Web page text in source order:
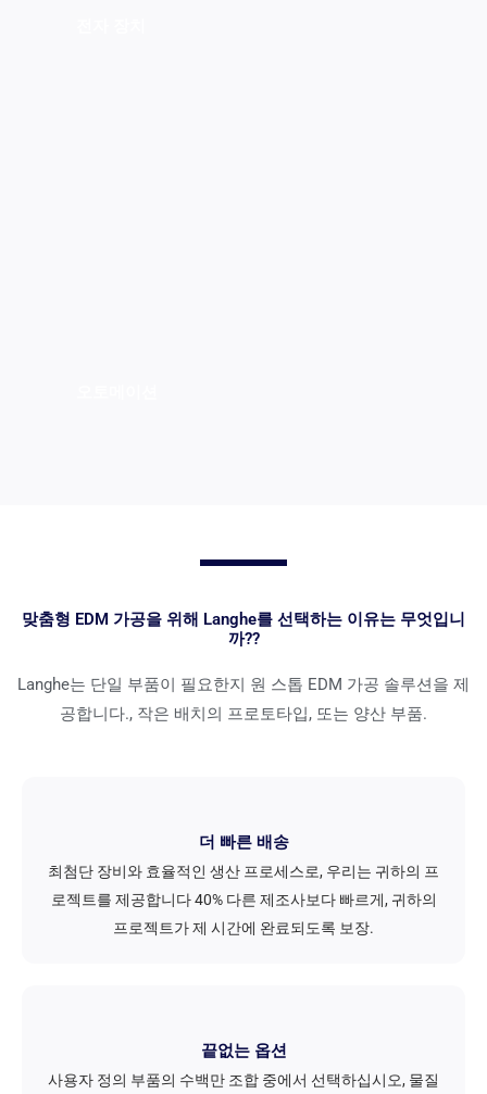
맞춤형 EDM 가공을 위해 Langhe를 선택하는 이유는 무엇입니
까??
Langhe는 단일 부품이 필요한지 원 스톱 EDM 가공 솔루션을 제
공합니다., 작은 배치의 프로토타입, 또는 양산 부품.
더 빠른 배송
최첨단 장비와 효율적인 생산 프로세스로, 우리는 귀하의 프
로젝트를 제공합니다 40% 다른 제조사보다 빠르게, 귀하의
프로젝트가 제 시간에 완료되도록 보장.
끝없는 옵션
사용자 정의 부품의 수백만 조합 중에서 선택하십시오, 물질